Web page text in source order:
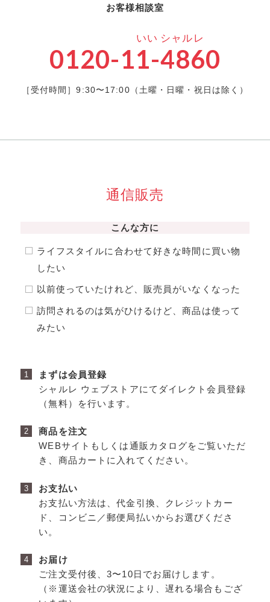
お客様相談室
0120-11-4860
いい シャルレ
［受付時間］9:30〜17:00（土曜・日曜・祝日は除く）
通信販売
こんな⽅に
ライフスタイルに合わせて好きな時間に買い物
したい
以前使っていたけれど、販売員がいなくなった
訪問されるのは気がひけるけど、商品は使って
みたい
まずは会員登録
シャルレ ウェブストアにてダイレクト会員登録
（無料）を⾏います。
商品を注文
WEBサイトもしくは通販カタログをご覧いただ
き、商品カートに⼊れてください。
お支払い
お⽀払い⽅法は、代⾦引換、クレジットカー
ド、コンビニ／郵便局払いからお選びくださ
い。
お届け
ご注文受付後、3〜10日でお届けします。
（※運送会社の状況により、遅れる場合もござ